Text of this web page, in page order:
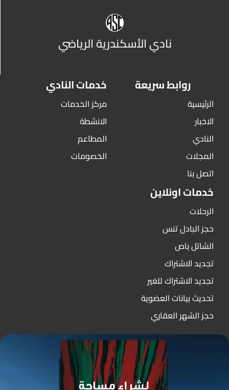
نادي الأسكندرية الرياضي
روابط سريعة
الرئيسية
الاخبار
النادي
المجلات
اتصل بنا
خدمات النادي
مركز الخدمات
الانشطة
المطاعم
الخصومات
خدمات اونلاين
الرحلات
حجز البادل تنس
الشاتل باص
تجديد الاشتراك
تجديد الاشتراك للغير
تحديث بيانات العضوية
حجز الشهر العقاري